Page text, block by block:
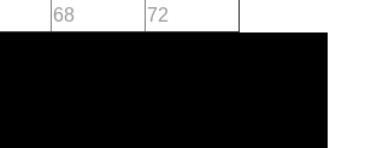
68 72